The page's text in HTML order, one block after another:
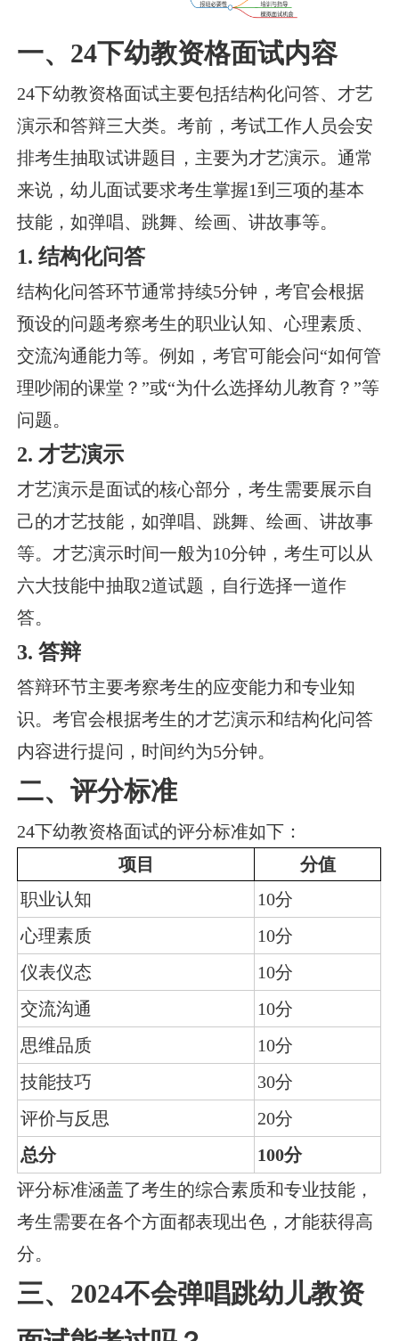
一、24下幼教资格面试内容
24下幼教资格面试主要包括结构化问答、才艺
演示和答辩三大类。考前，考试工作人员会安
排考生抽取试讲题目，主要为才艺演示。通常
来说，幼儿面试要求考生掌握1到三项的基本
技能，如弹唱、跳舞、绘画、讲故事等。
1. 结构化问答
结构化问答环节通常持续5分钟，考官会根据
预设的问题考察考生的职业认知、心理素质、
交流沟通能力等。例如，考官可能会问“如何管
理吵闹的课堂？”或“为什么选择幼儿教育？”等
问题。
2. 才艺演示
才艺演示是面试的核心部分，考生需要展示自
己的才艺技能，如弹唱、跳舞、绘画、讲故事
等。才艺演示时间一般为10分钟，考生可以从
六大技能中抽取2道试题，自行选择一道作
答。
3. 答辩
答辩环节主要考察考生的应变能力和专业知
识。考官会根据考生的才艺演示和结构化问答
内容进行提问，时间约为5分钟。
二、评分标准
24下幼教资格面试的评分标准如下：
项目
分值
职业认知
10分
心理素质
10分
仪表仪态
10分
交流沟通
10分
思维品质
10分
技能技巧
30分
评价与反思
20分
总分
100分
评分标准涵盖了考生的综合素质和专业技能，
考生需要在各个方面都表现出色，才能获得高
分。
三、2024不会弹唱跳幼儿教资